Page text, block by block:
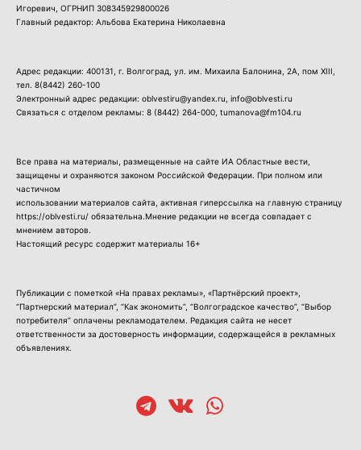
Игоревич, ОГРНИП 308345929800026
Главный редактор: Альбова Екатерина Николаевна
Адрес редакции: 400131, г. Волгоград, ул. им. Михаила Балонина, 2А, пом XIII,
тел. 8(8442) 260-100
Электронный адрес редакции: oblvestiru@yandex.ru, info@oblvesti.ru
Связаться с отделом рекламы: 8 (8442) 264-000 , tumanova@fm104.ru
Все права на материалы, размещенные на сайте ИА Областные вести,
защищены и охраняются законом Российской Федерации. При полном или
частичном
использовании материалов сайта, активная гиперссылка на главную страницу
https://oblvesti.ru/ обязательна.Мнение редакции не всегда совпадает с
мнением авторов.
Настоящий ресурс содержит материалы 16+
Публикации с пометкой «На правах рекламы», «Партнёрский проект»,
“Партнерский материал”, “Как экономить”, “Волгоградское качество”, “Выбор
потребителя” оплачены рекламодателем. Редакция сайта не несет
ответственности за достоверность информации, содержащейся в рекламных
объявлениях.